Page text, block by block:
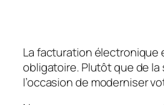
La facturation électronique
obligatoire. Plutôt que de la
l’occasion de moderniser